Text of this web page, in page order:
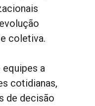
coletiva.
equipes a
cotidianas,
de decisão